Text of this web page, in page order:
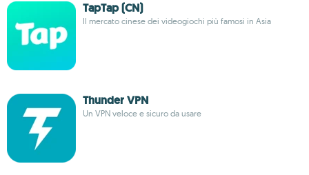
TapTap (CN)
Il mercato cinese dei videogiochi più famosi in Asia
Thunder VPN
Un VPN veloce e sicuro da usare